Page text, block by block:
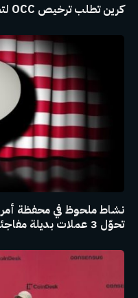
كرين تطلب ترخيص OCC لتصبح بنكًا رقميًا فيدراليًا
نشاط ملحوظ في محفظة
تحوّل 3 عملات بديلة مفاجئة!